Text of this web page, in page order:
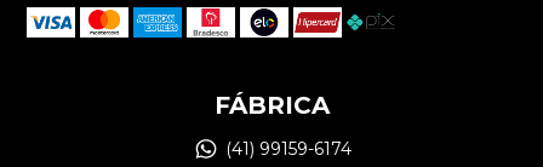
FÁBRICA
(41) 99159-6174